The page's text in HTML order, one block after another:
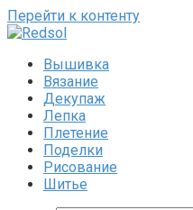
Перейти к контенту
Вышивка
Вязание
Декупаж
Лепка
Плетение
Поделки
Рисование
Шитье